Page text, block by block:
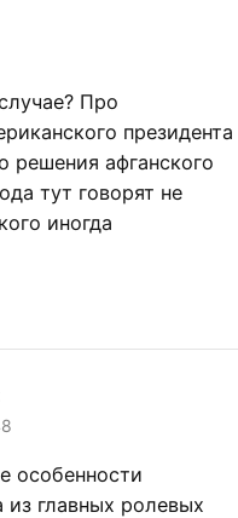
Про
президента
решения афганского
тут говорят не
иногда
особенности
из главных ролевых